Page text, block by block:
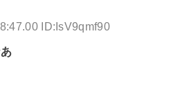
ID:IsV9qmf90